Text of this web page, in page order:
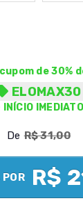
de 30%
ELOMAX30
INÍCIO IMEDIATO
De R$ 31,00
R$